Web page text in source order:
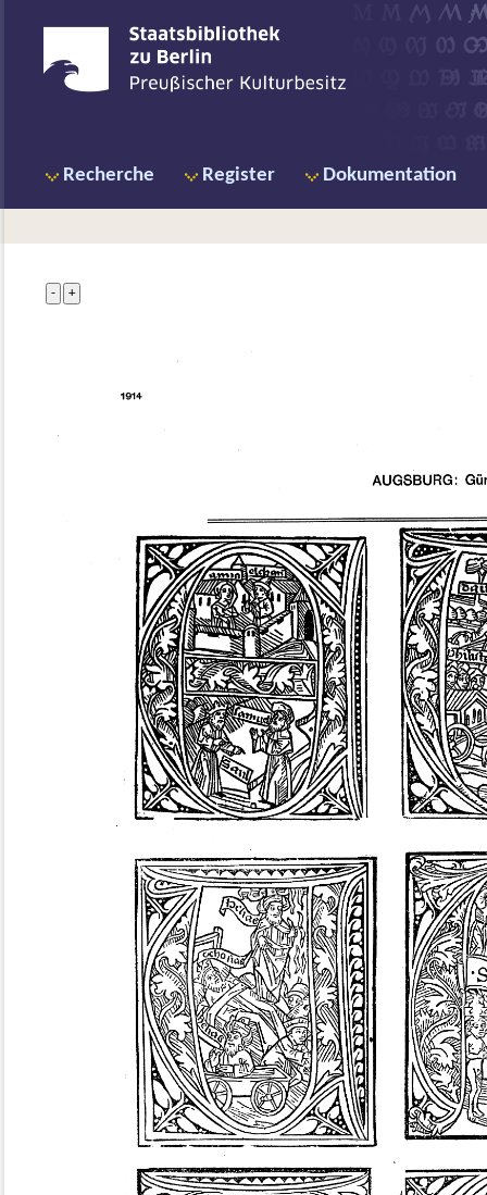
Recherche Register Dokumentation